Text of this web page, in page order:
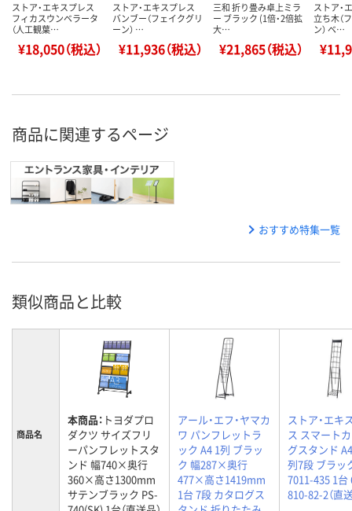
ストア・エキスプレス
フィカスウンベラータ
（人工観葉…
¥18,050（税込）
ストア・エキスプレス
バンブー（フェイクグリ
ーン） …
¥11,936（税込）
三和 折り畳み卓上ミラ
ー ブラック (1倍・2倍拡
大…
¥21,865（税込）
ストア・
立ち木（
ン） ベ…
商品に関連するページ
おすすめ特集一覧
類似商品と比較
商品名
本商品： トヨダプロ
ダクツ サイズフリ
ーパンフレットスタ
ンド 幅740×奥行
360×高さ1300mm
サテンブラック PS-
アール・エフ・ヤマカ
ワ パンフレットラ
ック A4 1列 ブラッ
ク 幅287×奥行
477×高さ1419mm
1台 7段 カタログス
ストア・エキ
ス スマート
グスタンド
列7段 ブラッ
7011-435 1台
810-82-2（直